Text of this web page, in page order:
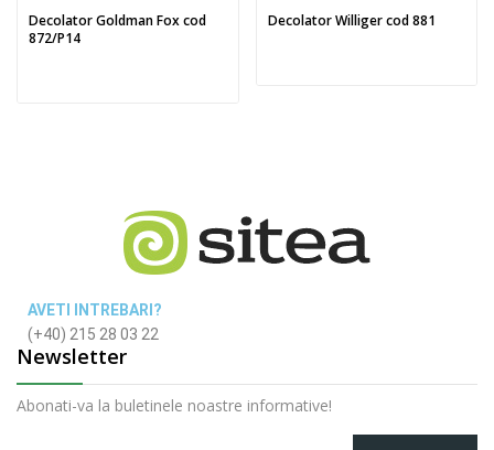
Decolator Goldman Fox cod
872/P14
Decolator Williger cod 881
AVETI INTREBARI?
(+40) 215 28 03 22
Newsletter
Abonati-va la buletinele noastre informative!